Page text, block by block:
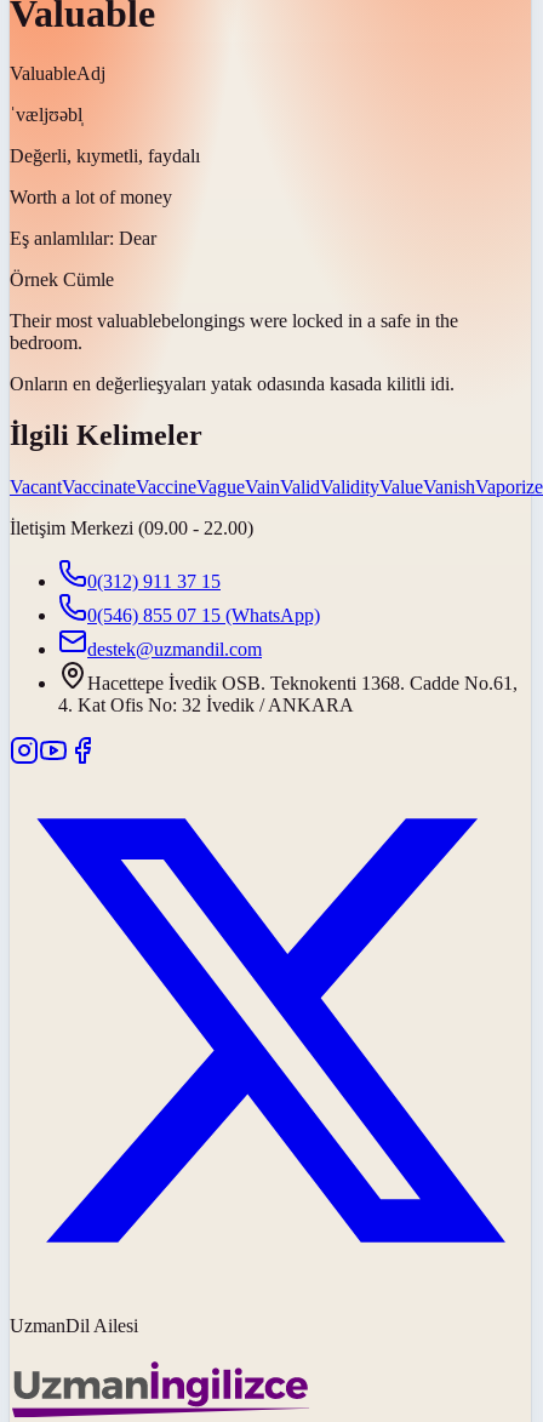
Valuable
ValuableAdj
ˈvæljʊəbl̩
Değerli, kıymetli, faydalı
Worth a lot of money
Eş anlamlılar: Dear
Örnek Cümle
Their most valuablebelongings were locked in a safe in the
bedroom.
Onların en değerlieşyaları yatak odasında kasada kilitli idi.
İlgili Kelimeler
VacantVaccinateVaccineVagueVainValidValidityValueVanishVaporize
İletişim Merkezi (09.00 - 22.00)
0(312) 911 37 15
0(546) 855 07 15 (WhatsApp)
destek@uzmandil.com
Hacettepe İvedik OSB. Teknokenti 1368. Cadde No.61,
4. Kat Ofis No: 32 İvedik / ANKARA
UzmanDil Ailesi